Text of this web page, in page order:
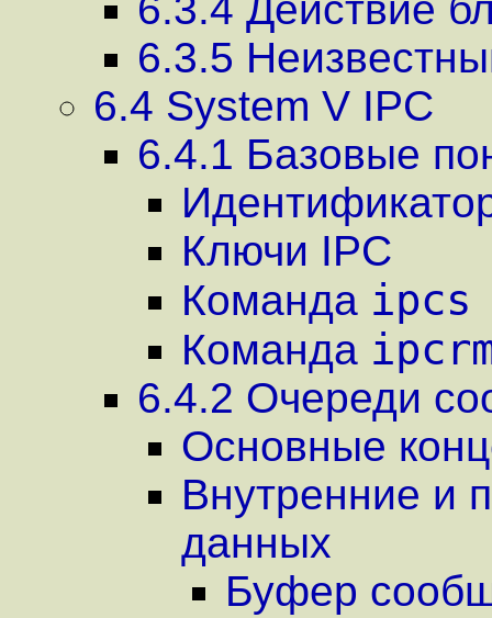
6.3.5
6.4 System V IPC
6.4.1 Базовые
Ключи IPC
Команда ipcs
Команда
6.4.2 Очереди
Основные
Внутренние и
данных
Буфер